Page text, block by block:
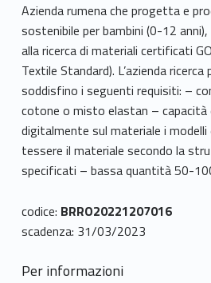
Azienda rumena che progetta e
sostenibile per bambini (0-12
alla ricerca di materiali certificati
Textile Standard). L’azienda
soddisfino i seguenti requisiti: –
cotone o misto elastan – capacità
digitalmente sul materiale i
tessere il materiale secondo la
specificati – bassa quantità 50-
codice: BRRO20221207016
scadenza: 31/03/2023
Per informazioni